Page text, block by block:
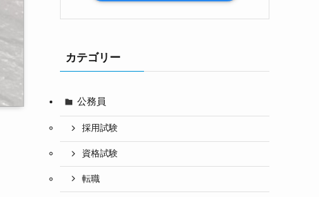
カテゴリー
公務員
採用試験
資格試験
転職